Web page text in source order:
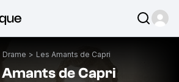
Drame > Les Amants de Capri
Amants de Capri